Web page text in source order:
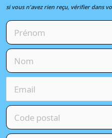
si vous n'avez rien reçu, vérifier dans